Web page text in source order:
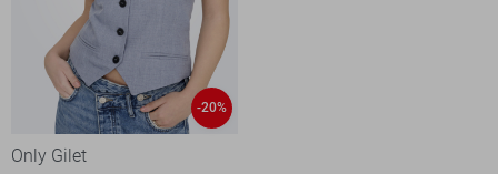
-20%
Only Gilet